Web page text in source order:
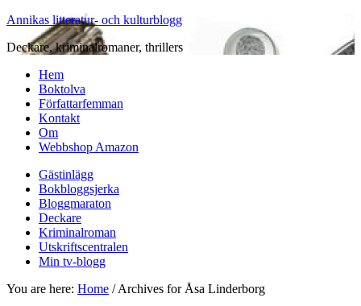
Annikas litteratur- och kulturblogg
Deckare, kriminalromaner, thrillers
Hem
Boktolva
Författarfemman
Kontakt
Om
Webbshop Amazon
Gästinlägg
Bokbloggsjerka
Bloggmaraton
Deckare
Kriminalroman
Utskriftscentralen
Min tv-blogg
You are here: Home /Archives for Åsa Linderborg